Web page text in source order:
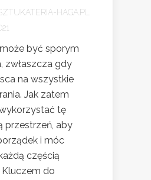
HAGA.PL
być sporym
zwłaszcza gdy
na wszystkie
Jak zatem
tę
przestrzeń, aby
i móc
częścią
do